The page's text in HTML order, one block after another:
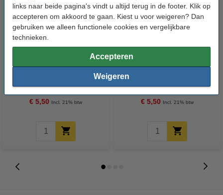
links naar beide pagina's vindt u altijd terug in de footer. Klik op
accepteren om akkoord te gaan. Kiest u voor weigeren? Dan
gebruiken we alleen functionele cookies en vergelijkbare
technieken.
Accepteren
Weigeren
Canon PGI-9PBK inktcartridge
foto zwart (123inkt huismerk)
€ 5,50 Incl. 21% btw
Canon PGI-9Y inktcartridge geel
€ 5,50 Incl. 21% btw